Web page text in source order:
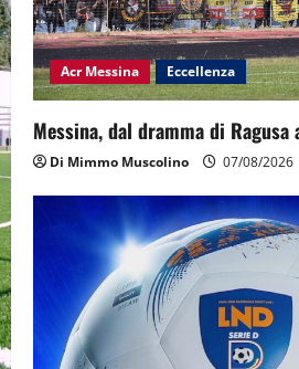
Acr Messina Eccellenza
Messina, dal dramma di
Di Mimmo Muscolino 07/08/2026